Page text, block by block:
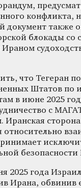
конфликта,
документ также
блокады
Ираном
что Тегеран
Штатов по
в июне 2025
с
Иранская сторона
относительно
безопасности
2025 года
Ирана, обвинив